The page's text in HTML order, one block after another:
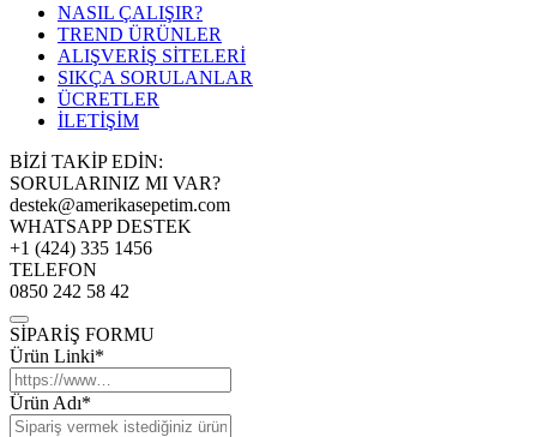
NASIL ÇALIŞIR?
TREND ÜRÜNLER
ALIŞVERİŞ SİTELERİ
SIKÇA SORULANLAR
ÜCRETLER
İLETİŞİM
BİZİ TAKİP EDİN:
SORULARINIZ MI VAR?
destek@amerikasepetim.com
WHATSAPP DESTEK
+1 (424) 335 1456
TELEFON
0850 242 58 42
SİPARİŞ FORMU
Ürün Linki*
Ürün Adı*